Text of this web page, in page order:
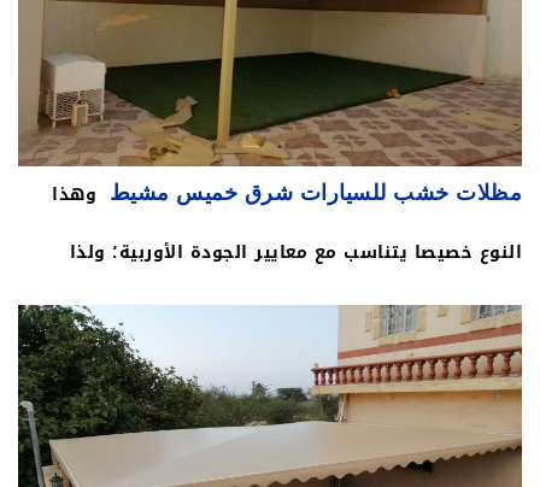
مظلات خشب للسيارات شرق خميس مشيط
وهذا
النوع خصيصا يتناسب مع معايير الجودة الأوربية؛ ولذا
اهتمت مؤسستنا بهذا النوع؛ لأنه عازل للأشعة فوق
البنفسجية، مع تعدد أشكالها وألوانها، وذلك جعلها
تناسب كل الأذواق العصرية.